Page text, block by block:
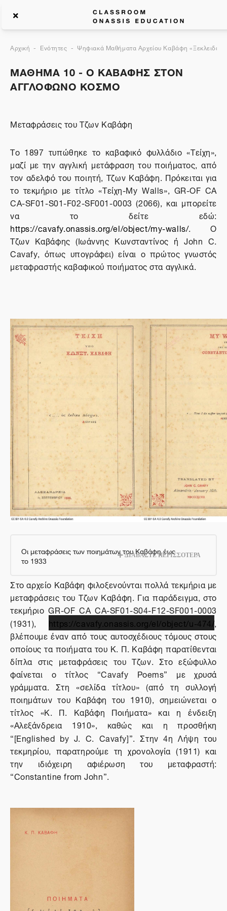
Αρχική Ενότητες Ψηφιακά Μαθήματα Αρχείου Καβάφη
ΜΑΘΗΜΑ 10 - Ο ΚΑΒΑΦΗΣ ΣΤΟΝ
ΑΓΓΛΟΦΩΝΟ ΚΟΣΜΟ
Μεταφράσεις του Τζων Καβάφη
Το 1897 τυπώθηκε το καβαφικό φυλλάδιο «Τείχη»,
μαζί με την αγγλική μετάφραση του ποιήματος, από
τον αδελφό του ποιητή, Τζων Καβάφη. Πρόκειται για
το τεκμήριο με τίτλο «Τείχη-My Walls», GR-OF CA
CA-SF01-S01-F02-SF001-0003 (2066), και μπορείτε
να το δείτε εδώ:
https://cavafy.onassis.org/el/object/my-walls/. O
Τζων Καβάφης (Ιωάννης Κωνσταντίνος ή John C.
Cavafy, όπως υπογράφει) είναι ο πρώτος γνωστός
μεταφραστής καβαφικού ποιήματος στα αγγλικά.
Οι μεταφράσεις των ποιημάτων του Καβάφη έως
το 1933 ΔΙΑΒΑΣΤΕ ΠΕΡΙΣΣΟΤΕΡΑ
Στο αρχείο Καβάφη φιλοξενούνται πολλά τεκμήρια με
μεταφράσεις του Τζων Καβάφη. Για παράδειγμα, στο
τεκμήριο GR-OF CA CA-SF01-S04-F12-SF001-0003
(1931),
https://cavafy.onassis.org/el/object/u-474/,
βλέπουμε έναν από τους αυτοσχέδιους τόμους στους
οποίους τα ποιήματα του Κ. Π. Καβάφη παρατίθενται
δίπλα στις μεταφράσεις του Τζων. Στο εξώφυλλο
φαίνεται ο τίτλος “Cavafy Poems” με χρυσά
γράμματα. Στη «σελίδα τίτλου» (από τη συλλογή
ποιημάτων του Καβάφη του 1910), σημειώνεται ο
τίτλος «Κ. Π. Καβάφη Ποιήματα» και η ένδειξη
«Αλεξάνδρεια 1910», καθώς και η προσθήκη
“[Englished by J. C. Cavafy]”. Στην 4η Λήψη του
τεκμηρίου, παρατηρούμε τη χρονολογία (1911) και
την ιδιόχειρη αφιέρωση του μεταφραστή:
“Constantine from John”.